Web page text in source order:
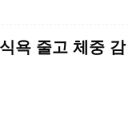
욕 줄고 체중 감